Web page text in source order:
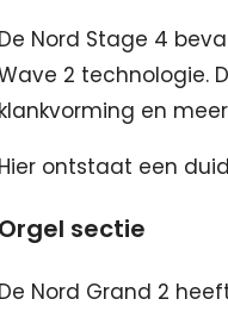
De Nord Stage 4
2 technologie.
klankvorming en
Hier ontstaat een
Orgel sectie
De Nord Grand 2